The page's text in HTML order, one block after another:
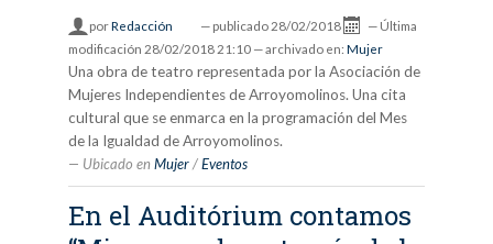
porRedacción — publicado 28/02/2018 — Última
modificación 28/02/2018 21:10 — archivado en: Mujer
Una obra de teatro representada por la Asociación de
Mujeres Independientes de Arroyomolinos. Una cita
cultural que se enmarca en la programación del Mes
de la Igualdad de Arroyomolinos.
Ubicado en Mujer /Eventos
En el Auditórium contamos